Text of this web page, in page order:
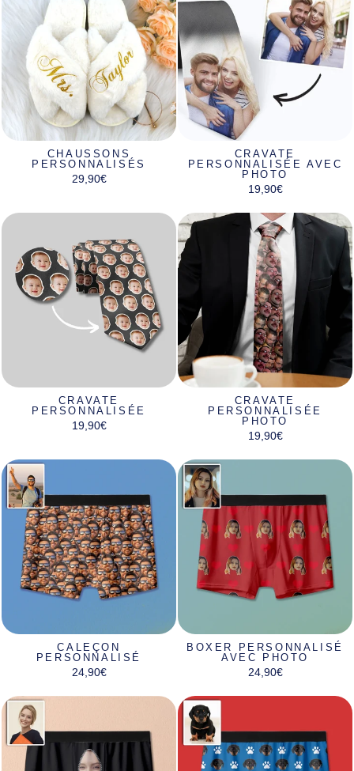
CHAUSSONS
PERSONNALISÉS
29,90€
CRAVATE
PERSONNALISÉE AVEC
PHOTO
19,90€
CRAVATE
PERSONNALISÉE
19,90€
CRAVATE
PERSONNALISÉE
PHOTO
19,90€
CALEÇON
PERSONNALISÉ
24,90€
BOXER PERSONNALISÉ
AVEC PHOTO
24,90€